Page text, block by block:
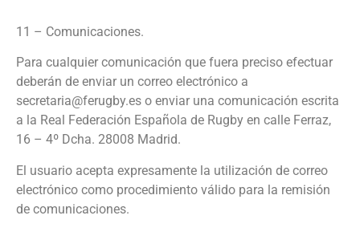
11 – Comunicaciones.
Para cualquier comunicación que fuera preciso efectuar
deberán de enviar un correo electrónico a
secretaria@ferugby.es o enviar una comunicación escrita
a la Real Federación Española de Rugby en calle Ferraz,
16 – 4º Dcha. 28008 Madrid.
El usuario acepta expresamente la utilización de correo
electrónico como procedimiento válido para la remisión
de comunicaciones.